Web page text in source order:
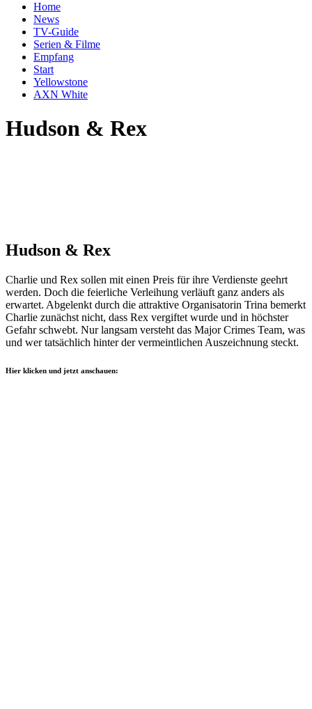
Home
News
TV-Guide
Serien & Filme
Empfang
Start
Yellowstone
AXN White
Hudson & Rex
Hudson & Rex
Charlie und Rex sollen mit einen Preis für ihre Verdienste geehrt
werden. Doch die feierliche Verleihung verläuft ganz anders als
erwartet. Abgelenkt durch die attraktive Organisatorin Trina bemerkt
Charlie zunächst nicht, dass Rex vergiftet wurde und in höchster
Gefahr schwebt. Nur langsam versteht das Major Crimes Team, was
und wer tatsächlich hinter der vermeintlichen Auszeichnung steckt.
Hier klicken und jetzt anschauen: